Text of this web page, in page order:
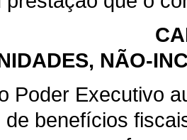
NÃO-
Poder Executivo
benefícios